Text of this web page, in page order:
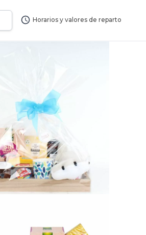
Horarios y valores de reparto